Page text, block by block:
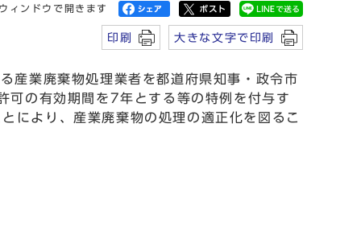
ィンドウで開きます
印刷 大きな文字で印刷
業廃棄物処理業者を都道府県知事・政令市
可の有効期間を7年とする等の特例を付与す
により、産業廃棄物の処理の適正化を図るこ